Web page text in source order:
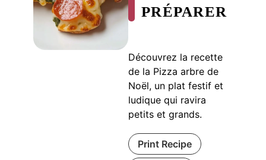
PRÉPARER
Découvrez la recette
de la Pizza arbre de
Noël, un plat festif et
ludique qui ravira
petits et grands.
Print Recipe